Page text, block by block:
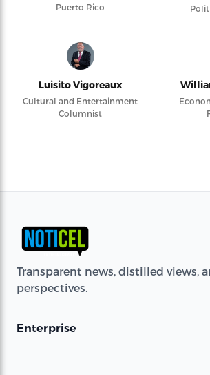
Puerto Rico
Luisito Vigoreaux
Cultural and Entertainment
Columnist
Transparent news, distilled views,
perspectives.
Enterprise